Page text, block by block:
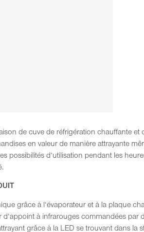
de cuve de réfrigération chauffante et
en valeur de manière attrayante
possibilités d‘utilisation pendant les
grâce à l‘évaporateur et à la plaque
d‘appoint à infrarouges commandées par
grâce à la LED se trouvant dans la